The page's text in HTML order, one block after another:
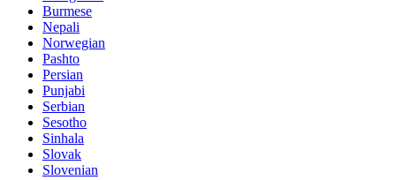
Burmese
Nepali
Norwegian
Pashto
Persian
Punjabi
Serbian
Sesotho
Sinhala
Slovak
Slovenian